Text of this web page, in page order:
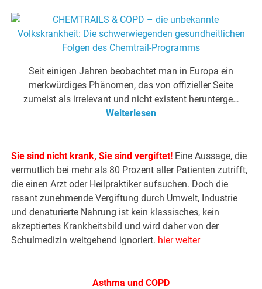
Seit einigen Jahren beobachtet man in Europa ein
merkwürdiges Phänomen, das von offizieller Seite
zumeist als irrelevant und nicht existent herunterge…
Weiterlesen
Sie sind nicht krank, Sie sind vergiftet! Eine Aussage, die
vermutlich bei mehr als 80 Prozent aller Patienten zutrifft,
die einen Arzt oder Heilpraktiker aufsuchen. Doch die
rasant zunehmende Vergiftung durch Umwelt, Industrie
und denaturierte Nahrung ist kein klassisches, kein
akzeptiertes Krankheitsbild und wird daher von der
Schulmedizin weitgehend ignoriert. hier weiter
Asthma und COPD